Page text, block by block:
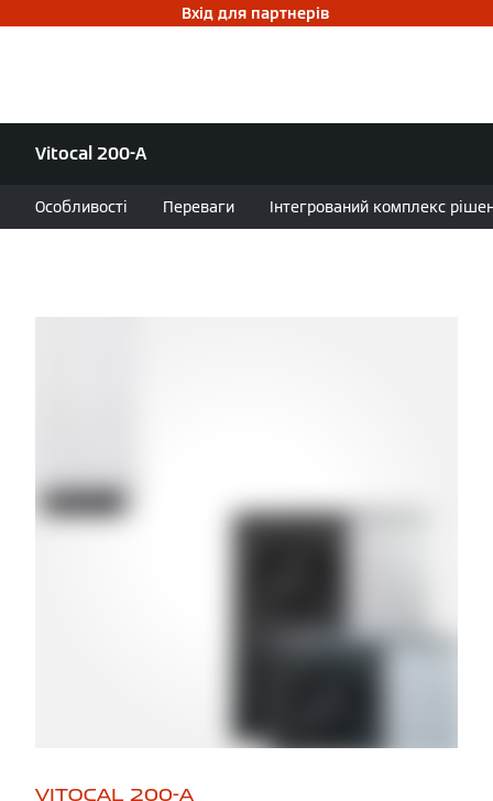
Вхід для партнерів
Vitocal 200-A
Особливості Переваги Інтегрований комплекс
VITOCAL 200-A